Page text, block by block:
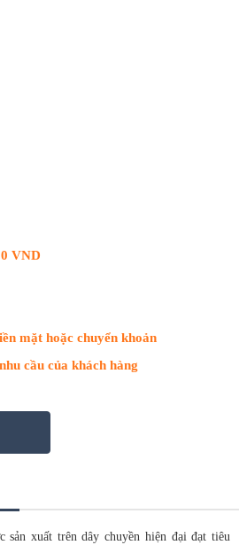
VND
mặt hoặc chuyển khoản
cầu của khách hàng
sản xuất trên dây chuyền hiện đại đạt tiêu